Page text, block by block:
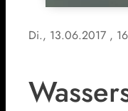
Di., 13.06.2017 ,